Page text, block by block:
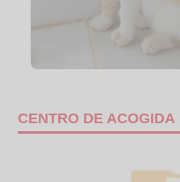
CENTRO DE ACOGIDA